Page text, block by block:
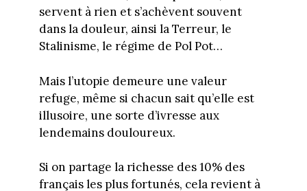
servent à rien et s’achèvent souvent
dans la douleur, ainsi la Terreur, le
Stalinisme, le régime de Pol Pot…
Mais l’utopie demeure une valeur
refuge, même si chacun sait qu’elle est
illusoire, une sorte d’ivresse aux
lendemains douloureux.
Si on partage la richesse des 10% des
français les plus fortunés, cela revient à